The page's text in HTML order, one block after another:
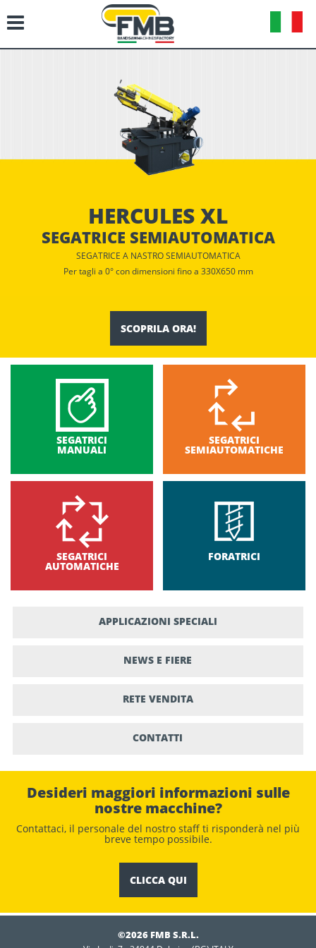
HERCULES XL
SEGATRICE SEMIAUTOMATICA
SEGATRICE A NASTRO SEMIAUTOMATICA
Per tagli a 0° con dimensioni fino a 330X650 mm
SCOPRILA ORA!
SEGATRICI
MANUALI
SEGATRICI
SEMIAUTOMATICHE
SEGATRICI
AUTOMATICHE
FORATRICI
APPLICAZIONI SPECIALI
NEWS E FIERE
RETE VENDITA
CONTATTI
Desideri maggiori informazioni sulle
nostre macchine?
Contattaci, il personale del nostro staﬀ ti risponderà nel più
breve tempo possibile.
CLICCA QUI
©2026 FMB S.R.L.